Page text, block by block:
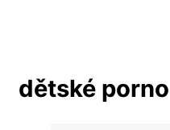
dětské porno